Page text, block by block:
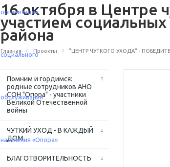
16 октября в Центре
участием
района
Главная Проекты "ЦЕНТР ЧУТКОГО УХОДА" -
Помним и гордимся:
родные сотрудников АНО
СОН "Опора" - участники
Великой Отечественной
войны
ЧУТКИЙ УХОД - В КАЖДЫЙ
ДОМ
БЛАГОТВОРИТЕЛЬНОСТЬ